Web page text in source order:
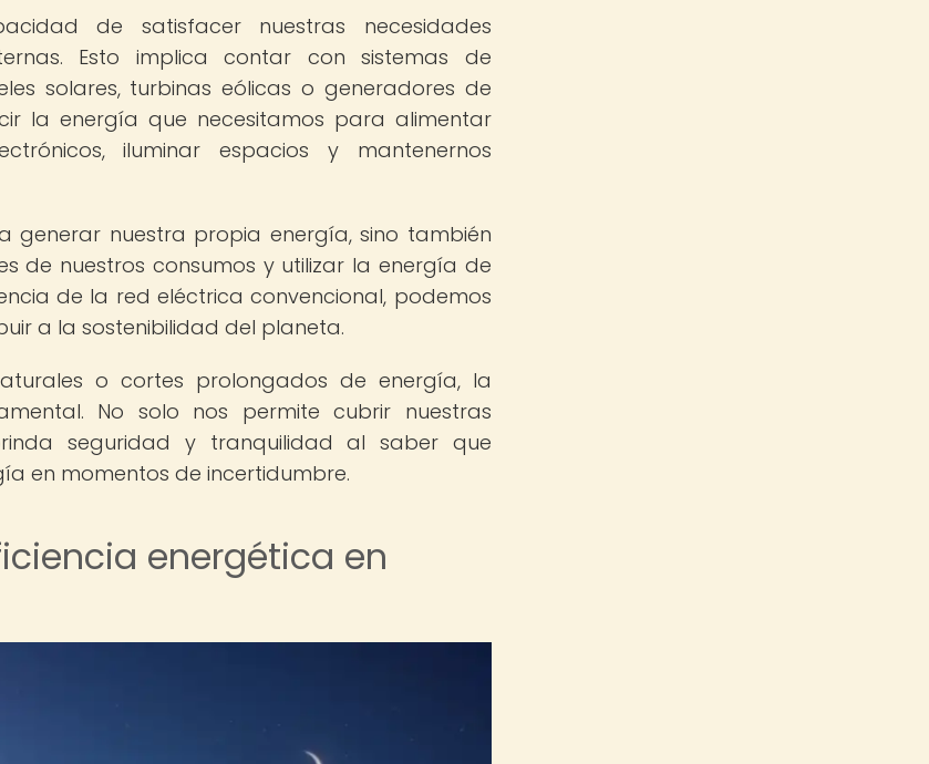
de satisfacer nuestras necesidades
Esto implica contar con sistemas de
solares, turbinas eólicas o generadores de
la energía que necesitamos para alimentar
iluminar espacios y mantenernos
generar nuestra propia energía, sino también
de nuestros consumos y utilizar la energía de
de la red eléctrica convencional, podemos
a la sostenibilidad del planeta.
o cortes prolongados de energía, la
No solo nos permite cubrir nuestras
seguridad y tranquilidad al saber que
en momentos de incertidumbre.
energética en